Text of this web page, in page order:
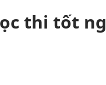
thi tốt